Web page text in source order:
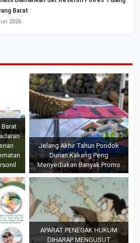
Barat
2026
Jelang Akhir Tahun Pondok
Durian Kakang Peng
Menyediakan Banyak Promo
APARAT PENEGAK HUKUM
DIHARAP MENGUSUT